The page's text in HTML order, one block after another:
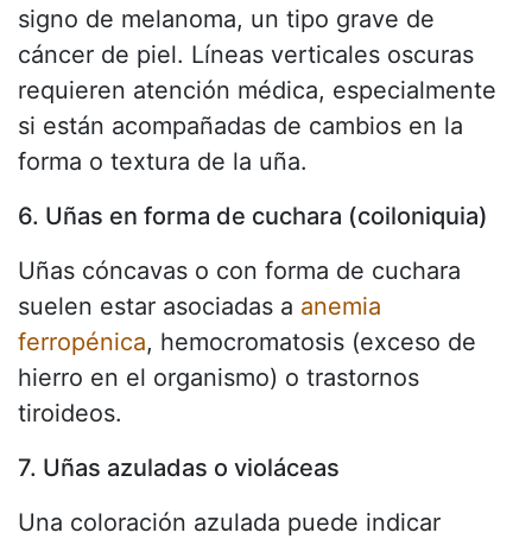
signo de melanoma, un tipo grave de
cáncer de piel. Líneas verticales oscuras
requieren atención médica, especialmente
si están acompañadas de cambios en la
forma o textura de la uña.
6. Uñas en forma de cuchara (coiloniquia)
Uñas cóncavas o con forma de cuchara
suelen estar asociadas a anemia
ferropénica, hemocromatosis (exceso de
hierro en el organismo) o trastornos
tiroideos.
7. Uñas azuladas o violáceas
Una coloración azulada puede indicar